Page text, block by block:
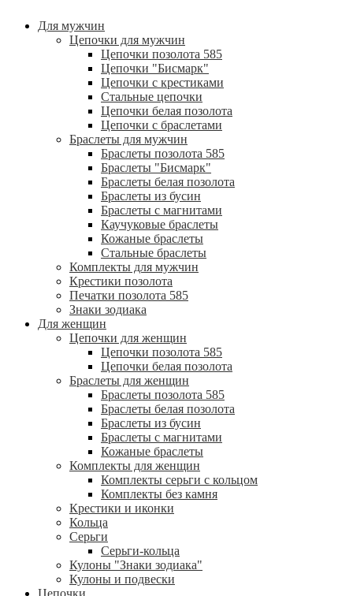
Для мужчин
Цепочки для мужчин
Цепочки позолота 585
Цепочки "Бисмарк"
Цепочки с крестиками
Стальные цепочки
Цепочки белая позолота
Цепочки с браслетами
Браслеты для мужчин
Браслеты позолота 585
Браслеты "Бисмарк"
Браслеты белая позолота
Браслеты из бусин
Браслеты с магнитами
Каучуковые браслеты
Кожаные браслеты
Стальные браслеты
Комплекты для мужчин
Крестики позолота
Печатки позолота 585
Знаки зодиака
Для женщин
Цепочки для женщин
Цепочки позолота 585
Цепочки белая позолота
Браслеты для женщин
Браслеты позолота 585
Браслеты белая позолота
Браслеты из бусин
Браслеты с магнитами
Кожаные браслеты
Комплекты для женщин
Комплекты серьги с кольцом
Комплекты без камня
Крестики и иконки
Кольца
Серьги
Серьги-кольца
Кулоны "Знаки зодиака"
Кулоны и подвески
Цепочки